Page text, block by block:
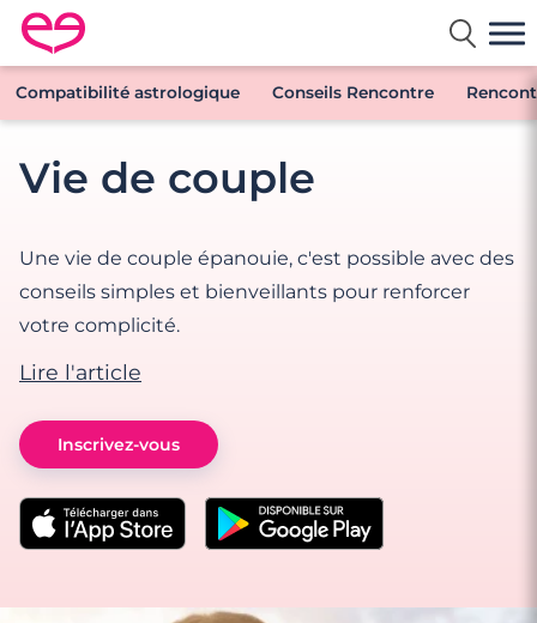
Rencontre en France avec Meetic
Compatibilité astrologique Conseils Rencontre
Vie de couple
Une vie de couple épanouie, c'est possible avec des
conseils simples et bienveillants pour renforcer
votre complicité.
Lire l'article
Inscrivez-vous